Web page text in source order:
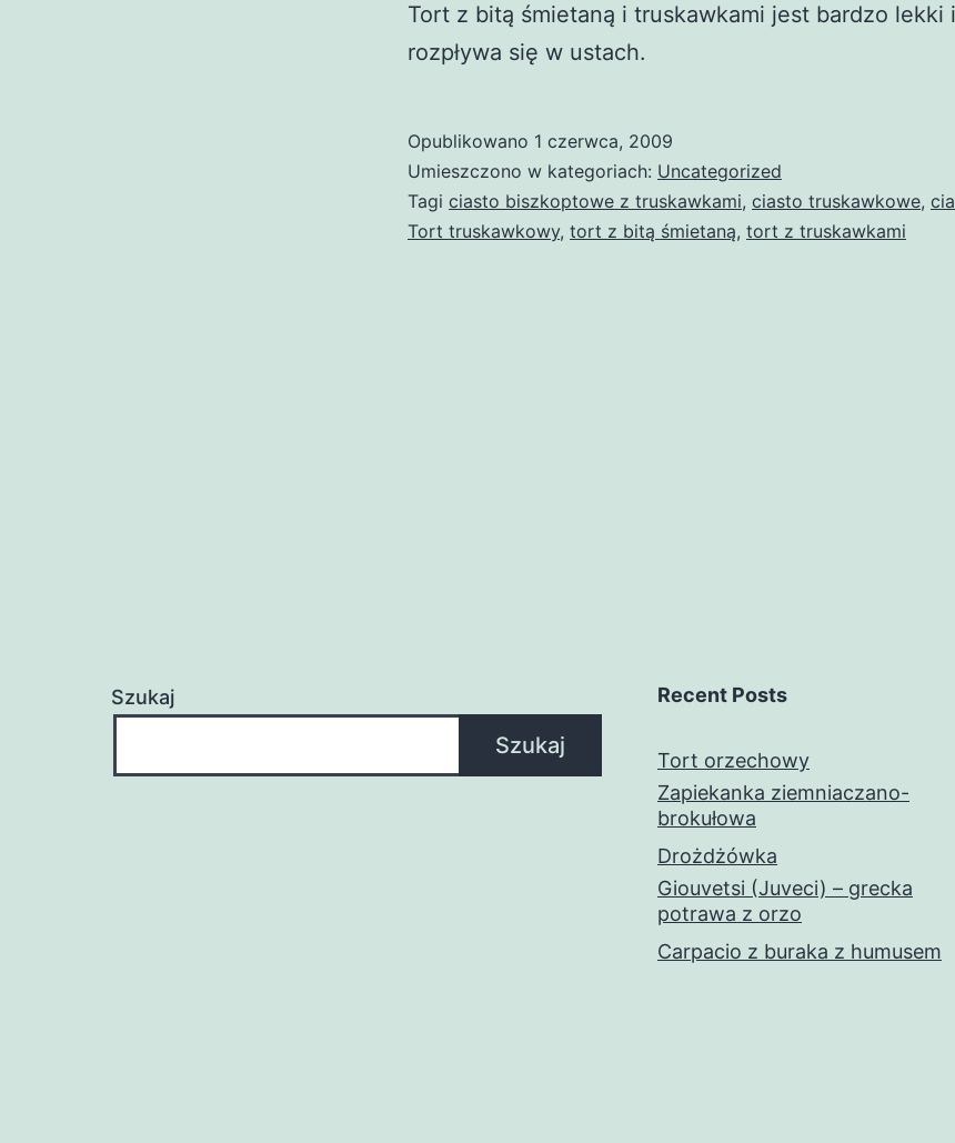
Tort z bitą śmietaną i truskawkami jest bardzo lekki
rozpływa się w ustach.
Opublikowano 1 czerwca, 2009
Umieszczono w kategoriach: Uncategorized
Tagi ciasto biszkoptowe z truskawkami, ciasto truskawkowe,
Tort truskawkowy, tort z bitą śmietaną, tort z truskawkami
Szukaj
Szukaj
Recent Posts
Tort orzechowy
Zapiekanka ziemniaczano-
brokułowa
Drożdżówka
Giouvetsi (Juveci) – grecka
potrawa z orzo
Carpacio z buraka z humusem